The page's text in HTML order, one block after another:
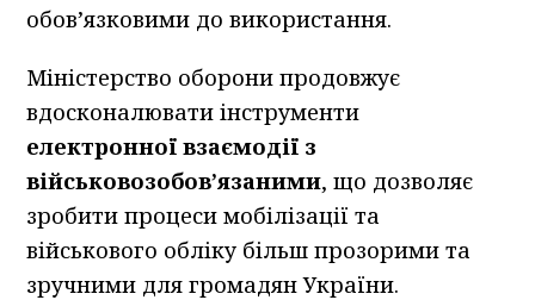
обов’язковими до використання.
Міністерство оборони продовжує
вдосконалювати інструменти
електронної взаємодії з
військовозобов’язаними, що дозволяє
зробити процеси мобілізації та
військового обліку більш прозорими та
зручними для громадян України.